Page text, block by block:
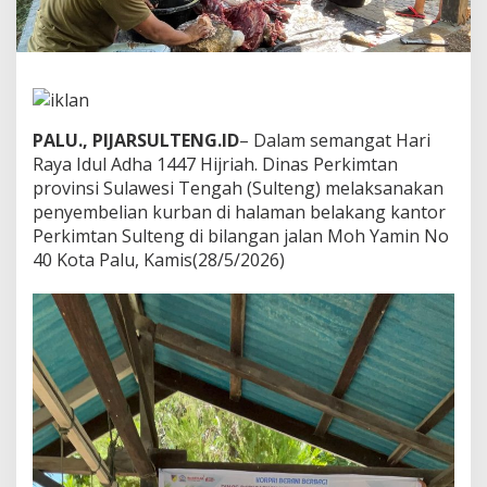
j
r
i
i
n
a
s
P
e
r
k
m
t
a
n
P
r
o
v
i
n
PALU., PIJARSULTENG.ID– Dalam semangat Hari
Raya Idul Adha 1447 Hijriah. Dinas Perkimtan
provinsi Sulawesi Tengah (Sulteng) melaksanakan
penyembelian kurban di halaman belakang kantor
Perkimtan Sulteng di bilangan jalan Moh Yamin No
40 Kota Palu, Kamis(28/5/2026)